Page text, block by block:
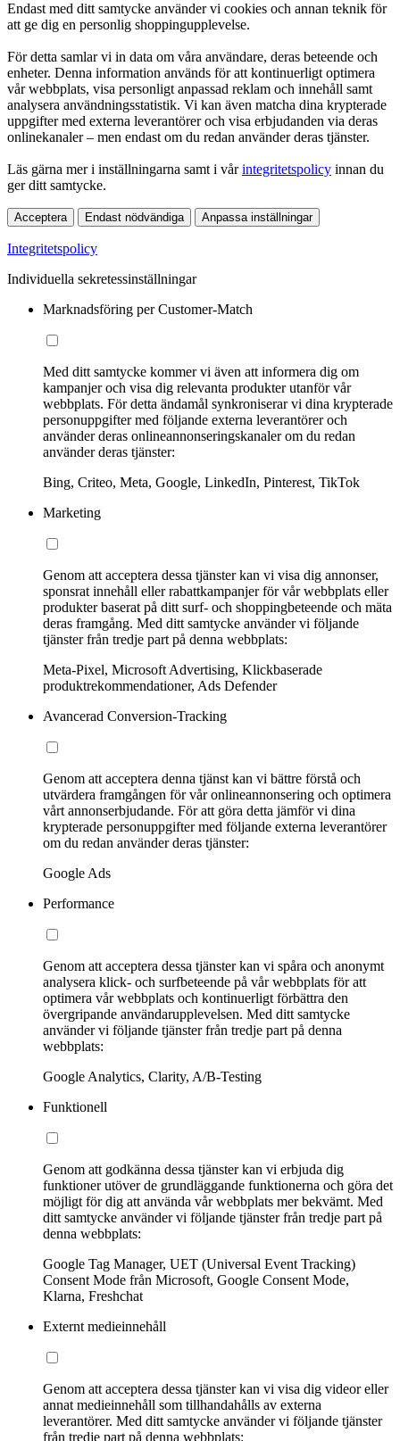
Endast med ditt samtycke använder vi cookies och annan teknik för
att ge dig en personlig shoppingupplevelse.
För detta samlar vi in data om våra användare, deras beteende och
enheter. Denna information används för att kontinuerligt optimera
vår webbplats, visa personligt anpassad reklam och innehåll samt
analysera användningsstatistik. Vi kan även matcha dina krypterade
uppgifter med externa leverantörer och visa erbjudanden via deras
onlinekanaler – men endast om du redan använder deras tjänster.
Läs gärna mer i inställningarna samt i vårintegritetspolicy innan du
ger ditt samtycke.
Acceptera Endast nödvändiga Anpassa inställningar
Integritetspolicy
Individuella sekretessinställningar
Marknadsföring per Customer-Match
Med ditt samtycke kommer vi även att informera dig om
kampanjer och visa dig relevanta produkter utanför vår
webbplats. För detta ändamål synkroniserar vi dina krypterade
personuppgifter med följande externa leverantörer och
använder deras onlineannonseringskanaler om du redan
använder deras tjänster:
Bing, Criteo, Meta, Google, LinkedIn, Pinterest, TikTok
Marketing
Genom att acceptera dessa tjänster kan vi visa dig annonser,
sponsrat innehåll eller rabattkampanjer för vår webbplats eller
produkter baserat på ditt surf- och shoppingbeteende och mäta
deras framgång. Med ditt samtycke använder vi följande
tjänster från tredje part på denna webbplats:
Meta-Pixel, Microsoft Advertising, Klickbaserade
produktrekommendationer, Ads Defender
Avancerad Conversion-Tracking
Genom att acceptera denna tjänst kan vi bättre förstå och
utvärdera framgången för vår onlineannonsering och optimera
vårt annonserbjudande. För att göra detta jämför vi dina
krypterade personuppgifter med följande externa leverantörer
om du redan använder deras tjänster:
Google Ads
Performance
Genom att acceptera dessa tjänster kan vi spåra och anonymt
analysera klick- och surfbeteende på vår webbplats för att
optimera vår webbplats och kontinuerligt förbättra den
övergripande användarupplevelsen. Med ditt samtycke
använder vi följande tjänster från tredje part på denna
webbplats:
Google Analytics, Clarity, A/B-Testing
Funktionell
Genom att godkänna dessa tjänster kan vi erbjuda dig
funktioner utöver de grundläggande funktionerna och göra det
möjligt för dig att använda vår webbplats mer bekvämt. Med
ditt samtycke använder vi följande tjänster från tredje part på
denna webbplats:
Google Tag Manager, UET (Universal Event Tracking)
Consent Mode från Microsoft, Google Consent Mode,
Klarna, Freshchat
Externt medieinnehåll
Genom att acceptera dessa tjänster kan vi visa dig videor eller
annat medieinnehåll som tillhandahålls av externa
leverantörer. Med ditt samtycke använder vi följande tjänster
från tredje part på denna webbplats: